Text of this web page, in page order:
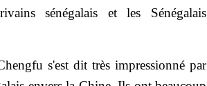
sénégalais et les Sénégalais
s'est dit très impressionné par